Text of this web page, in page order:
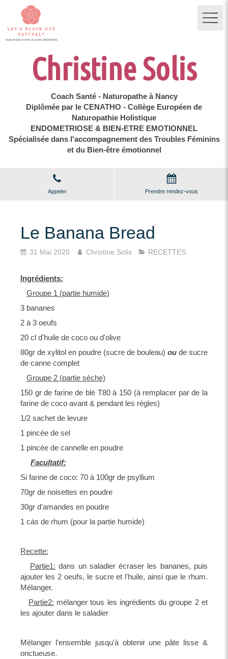
Christine Solis
Coach Santé - Naturopathe à Nancy
Diplômée par le CENATHO - Collège Européen de
Naturopathie Holistique
ENDOMETRIOSE & BIEN-ETRE EMOTIONNEL
Spécialisée dans l'accompagnement des Troubles Féminins
et du Bien-être émotionnel
Appeler Prendre rendez-vous
Le Banana Bread
31 Mai 2020 Christine Solis RECETTES
Ingrédients:
Groupe 1 (partie humide)
3 bananes
2 à 3 oeufs
20 cl d'huile de coco ou d'olive
80gr de xylitol en poudre (sucre de bouleau) ou de sucre
de canne complet
Groupe 2 (partie sèche)
150 gr de farine de blé T80 à 150 (à remplacer par de la
farine de coco avant & pendant les règles)
1/2 sachet de levure
1 pincée de sel
1 pincée de cannelle en poudre
Facultatif:
Si farine de coco: 70 à 100gr de psyllium
70gr de noisettes en poudre
30gr d'amandes en poudre
1 càs de rhum (pour la partie humide)
Recette:
Partie1: dans un saladier écraser les bananes, puis
ajouter les 2 oeufs, le sucre et l'huile, ainsi que le rhum.
Mélanger.
Partie2: mélanger tous les ingrédients du groupe 2 et
les ajouter dans le saladier
Mélanger l'ensemble jusqu'à obtenir une pâte lisse &
onctueuse.